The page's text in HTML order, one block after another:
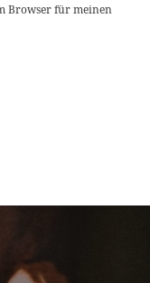
Browser für meinen